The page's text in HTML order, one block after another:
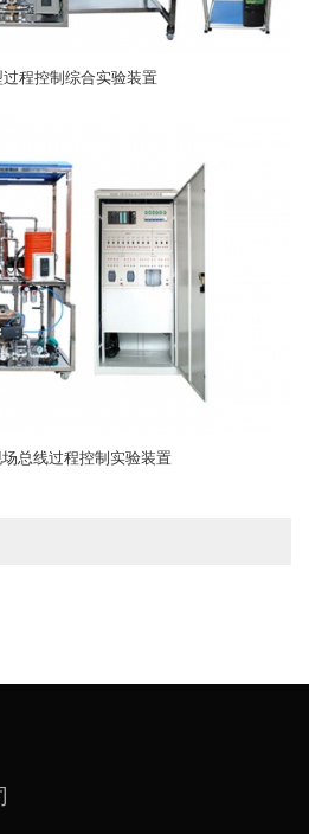
程控制综合实验装置
总线过程控制实验装置